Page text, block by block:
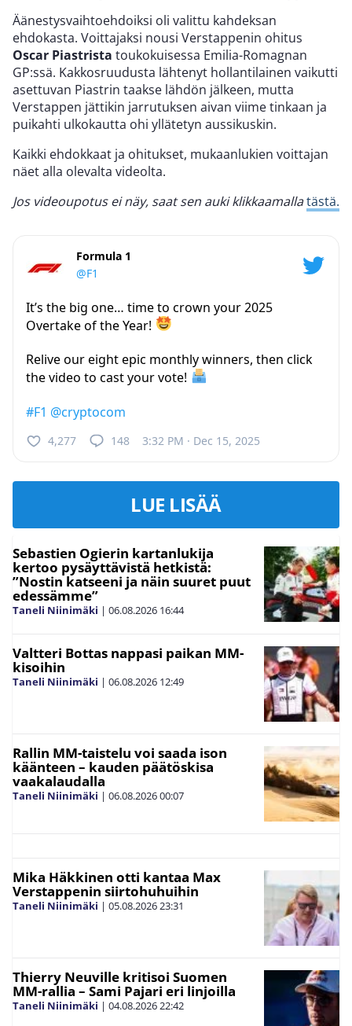
Äänestysvaihtoehdoiksi oli valittu kahdeksan
ehdokasta. Voittajaksi nousi Verstappenin ohitus
Oscar Piastrista toukokuisessa Emilia-Romagnan
GP:ssä. Kakkosruudusta lähtenyt hollantilainen vaikutti
asettuvan Piastrin taakse lähdön jälkeen, mutta
Verstappen jättikin jarrutuksen aivan viime tinkaan ja
puikahti ulkokautta ohi yllätetyn aussikuskin.
Kaikki ehdokkaat ja ohitukset, mukaanlukien voittajan
näet alla olevalta videolta.
Jos videoupotus ei näy, saat sen auki klikkaamallatästä.
Formula 1
@F1
It’s the big one… time to crown your 2025
Overtake of the Year!
Relive our eight epic monthly winners, then click
the video to cast your vote!
#F1 @cryptocom
4,277 148 3:32 PM · Dec 15, 2025
LUE LISÄÄ
Sebastien Ogierin kartanlukija
kertoo pysäyttävistä hetkistä:
”Nostin katseeni ja näin suuret puut
edessämme”
Taneli Niinimäki | 06.08.2026 16:44
Valtteri Bottas nappasi paikan MM-
kisoihin
Taneli Niinimäki | 06.08.2026 12:49
Rallin MM-taistelu voi saada ison
käänteen – kauden päätöskisa
vaakalaudalla
Taneli Niinimäki | 06.08.202600:07
Mika Häkkinen otti kantaa Max
Verstappenin siirtohuhuihin
Taneli Niinimäki | 05.08.202623:31
Thierry Neuville kritisoi Suomen
MM-rallia – Sami Pajari eri linjoilla
Taneli Niinimäki | 04.08.202622:42